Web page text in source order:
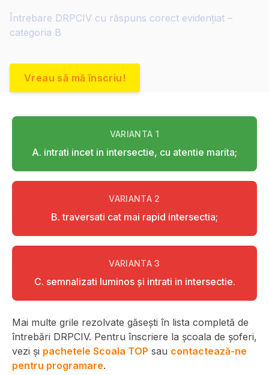
Întrebare DRPCIV cu răspuns corect evidențiat –
categoria B
Vreau să mă înscriu!
VARIANTA 1
A. intrati incet in intersectie, cu atentie marita;
VARIANTA 2
B. traversati cat mai rapid intersectia;
VARIANTA3
C. semnalizati luminos şi intrati in intersectie.
Mai multe grile rezolvate găsești în lista completă de
întrebări DRPCIV. Pentru înscriere la școala de șoferi,
vezi și pachetele Scoala TOP sau contactează-ne
pentru programare.